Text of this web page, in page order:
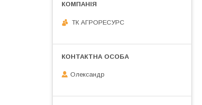
ТК АГРОРЕСУРС
Олександр